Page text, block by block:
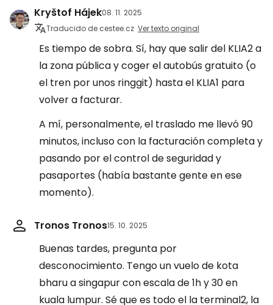
Kryštof Hájek08. 11. 2025
Traducido de cestee.cz Ver texto original
Es tiempo de sobra. Sí, hay que salir del KLIA2 a
la zona pública y coger el autobús gratuito (o
el tren por unos ringgit) hasta el KLIA1 para
volver a facturar.
A mí, personalmente, el traslado me llevó 90
minutos, incluso con la facturación completa y
pasando por el control de seguridad y
pasaportes (había bastante gente en ese
momento).
Tronos Tronos15. 10. 2025
Buenas tardes, pregunta por
desconocimiento. Tengo un vuelo de kota
bharu a singapur con escala de 1h y 30 en
kuala lumpur. Sé que es todo el la terminal2, la